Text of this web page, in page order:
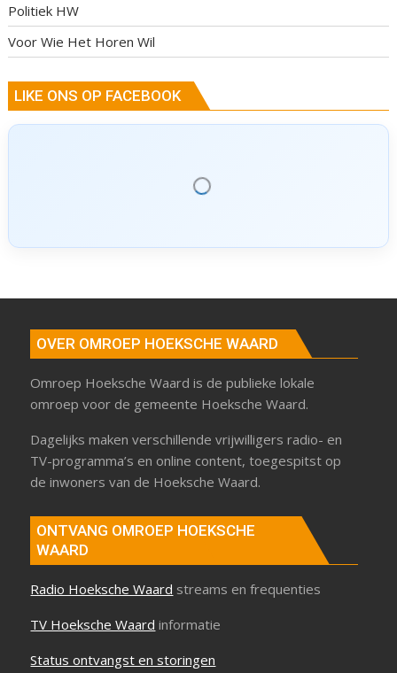
Politiek HW
Voor Wie Het Horen Wil
LIKE ONS OP FACEBOOK
OVER OMROEP HOEKSCHE WAARD
Omroep Hoeksche Waard is de publieke lokale
omroep voor de gemeente Hoeksche Waard.
Dagelijks maken verschillende vrijwilligers radio- en
TV-programma’s en online content, toegespitst op
de inwoners van de Hoeksche Waard.
ONTVANG OMROEP HOEKSCHE
WAARD
Radio Hoeksche Waard streams en frequenties
TV Hoeksche Waard informatie
Status ontvangst en storingen